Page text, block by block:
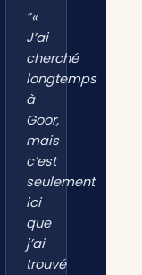
“«
J’ai
cherché
longtemps
à
Goor,
mais
c’est
seulement
ici
que
j’ai
trouvé